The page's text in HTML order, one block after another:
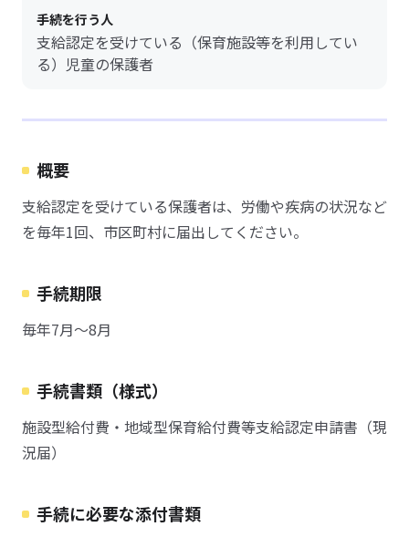
手続を行う人
支給認定を受けている（保育施設等を利用してい
る）児童の保護者
概要
支給認定を受けている保護者は、労働や疾病の状況など
を毎年1回、市区町村に届出してください。
手続期限
毎年7月～8月
手続書類（様式）
施設型給付費・地域型保育給付費等支給認定申請書（現
況届）
手続に必要な添付書類